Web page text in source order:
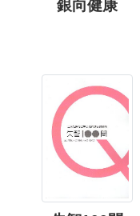
銀向健康